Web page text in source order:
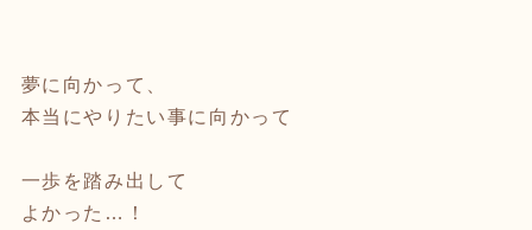
夢に向かって、
本当にやりたい事に向かって
一歩を踏み出して
よかった…！